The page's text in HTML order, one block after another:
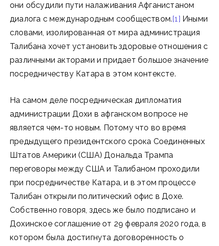
они обсудили пути налаживания Афганистаном
диалога с международным сообществом.[1] Иными
словами, изолированная от мира администрация
Талибана хочет установить здоровые отношения с
различными акторами и придает большое значение
посредничеству Катара в этом контексте.
На самом деле посредническая дипломатия
администрации Дохи в афганском вопросе не
является чем-то новым. Потому что во время
предыдущего президентского срока Соединенных
Штатов Америки (США) Дональда Трампа
переговоры между США и Талибаном проходили
при посредничестве Катара, и в этом процессе
Талибан открыли политический офис в Дохе.
Собственно говоря, здесь же было подписано и
Дохинское соглашение от 29 февраля 2020 года, в
котором была достигнута договоренность о